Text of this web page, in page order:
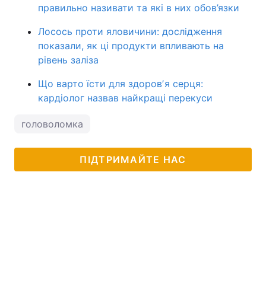
правильно називати та які в них обов’язки
Лосось проти яловичини: дослідження
показали, як ці продукти впливають на
рівень заліза
Що варто їсти для здоровʼя серця:
кардіолог назвав найкращі перекуси
головоломка
ПІДТРИМАЙТЕ НАС